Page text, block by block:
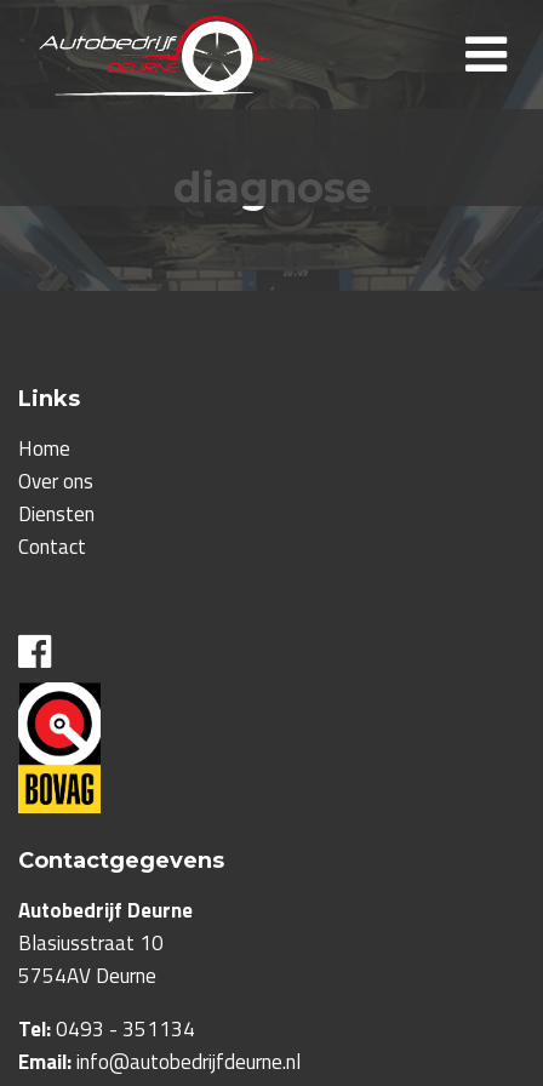
diagnose
Links
Home
Over ons
Diensten
Contact
Contactgegevens
Autobedrijf Deurne
Blasiusstraat 10
5754AVDeurne
Tel:0493 - 351134
Email:info@autobedrijfdeurne.nl